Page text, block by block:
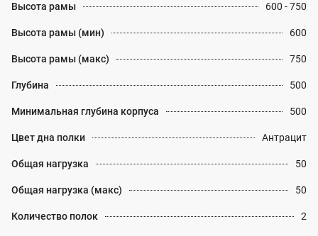
Высота рамы 600 - 750
Высота рамы (мин) 600
Высота рамы (макс) 750
Глубина 500
Минимальная глубина корпуса 500
Цвет дна полки Антрацит
Общая нагрузка 50
Общая нагрузка (макс) 50
Количество полок 2